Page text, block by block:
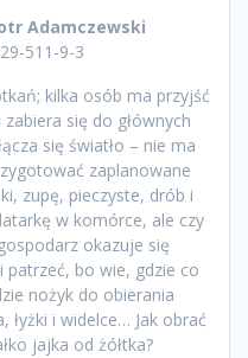
Adamczewski
511-9-3
kilka osób ma przyjść
się do głównych
się światło – nie ma
zaplanowane
zupę, pieczyste, drób i
w komórce, ale czy
okazuje się
bo wie, gdzie co
nożyk do obierania
łyżki i widelce… Jak obrać
jajka od żółtka?